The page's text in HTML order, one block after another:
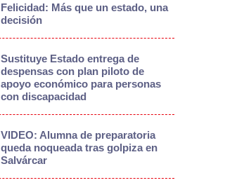
Felicidad: Más que un estado, una
decisión
Sustituye Estado entrega de
despensas con plan piloto de
apoyo económico para personas
con discapacidad
VIDEO: Alumna de preparatoria
queda noqueada tras golpiza en
Salvárcar